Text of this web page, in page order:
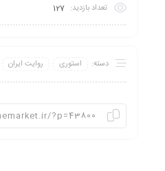
تعداد بازدید: 127
دسته: استوری روایت ایران